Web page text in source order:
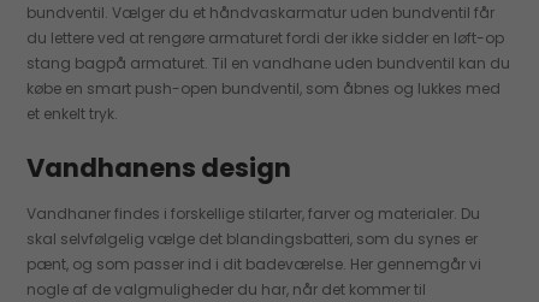
bundventil. Vælger du et håndvaskarmatur uden bundventil får
du lettere ved at rengøre armaturet fordi der ikke sidder en løft-op
stang bagpå armaturet. Til en vandhane uden bundventil kan du
købe en smart push-open bundventil, som åbnes og lukkes med
et enkelt tryk.
Vandhanens design
Vandhaner findes i forskellige stilarter, farver og materialer. Du
skal selvfølgelig vælge det blandingsbatteri, som du synes er
pænt, og som passer ind i dit badeværelse. Her gennemgår vi
nogle af de valgmuligheder du har, når det kommer til